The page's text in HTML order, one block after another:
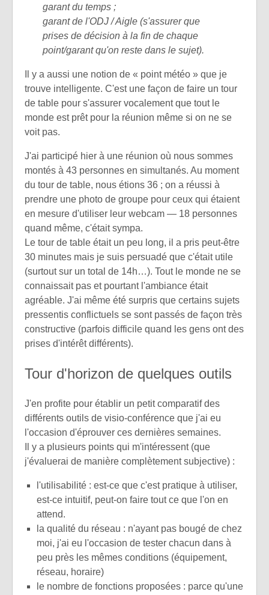
garant du temps ;
garant de l'ODJ / Aigle (s'assurer que
prises de décision à la fin de chaque
point/garant qu'on reste dans le sujet).
Il y a aussi une notion de « point météo » que je
trouve intelligente. C'est une façon de faire un tour
de table pour s'assurer vocalement que tout le
monde est prêt pour la réunion même si on ne se
voit pas.
J'ai participé hier à une réunion où nous sommes
montés à 43 personnes en simultanés. Au moment
du tour de table, nous étions 36 ; on a réussi à
prendre une photo de groupe pour ceux qui étaient
en mesure d'utiliser leur webcam — 18 personnes
quand même, c'était sympa.
Le tour de table était un peu long, il a pris peut-être
30 minutes mais je suis persuadé que c'était utile
(surtout sur un total de 14h…). Tout le monde ne se
connaissait pas et pourtant l'ambiance était
agréable. J'ai même été surpris que certains sujets
pressentis conflictuels se sont passés de façon très
constructive (parfois difficile quand les gens ont des
prises d'intérêt différents).
Tour d'horizon de quelques outils
J'en profite pour établir un petit comparatif des
différents outils de visio-conférence que j'ai eu
l'occasion d'éprouver ces dernières semaines.
Il y a plusieurs points qui m'intéressent (que
j'évaluerai de manière complètement subjective) :
l'utilisabilité : est-ce que c'est pratique à utiliser,
est-ce intuitif, peut-on faire tout ce que l'on en
attend.
la qualité du réseau : n'ayant pas bougé de chez
moi, j'ai eu l'occasion de tester chacun dans à
peu près les mêmes conditions (équipement,
réseau, horaire)
le nombre de fonctions proposées : parce qu'une